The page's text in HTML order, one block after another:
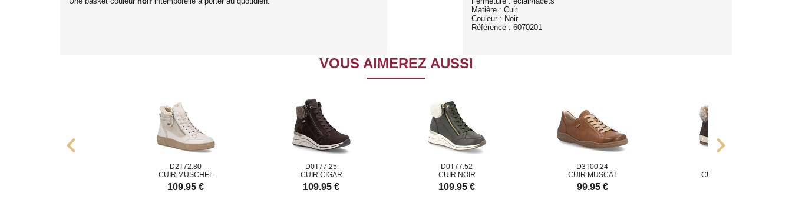
Matière : Cuir
Couleur : Noir
Référence : 6070201
VOUS AIMEREZ AUSSI
CUIR MUSCHEL
CUIR MUSCAT
CUIR HAVANNA
chevron_left chevron_right